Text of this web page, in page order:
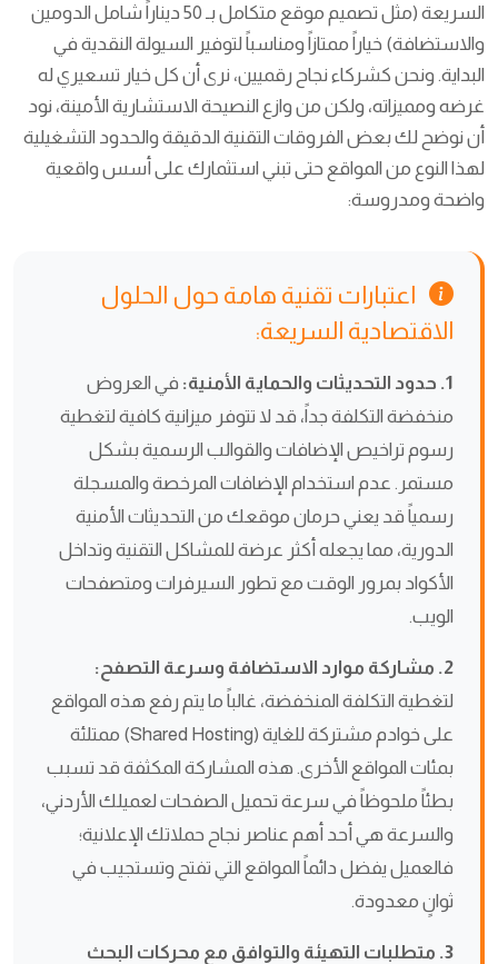
السريعة (مثل تصميم موقع متكامل بـ 50 ديناراً شامل الدومين
والاستضافة) خياراً ممتازاً ومناسباً لتوفير السيولة النقدية في
البداية. ونحن كشركاء نجاح رقميين، نرى أن كل خيار تسعيري له
غرضه ومميزاته، ولكن من وازع النصيحة الاستشارية الأمينة، نود
أن نوضح لك بعض الفروقات التقنية الدقيقة والحدود التشغيلية
لهذا النوع من المواقع حتى تبني استثمارك على أسس واقعية
واضحة ومدروسة:
اعتبارات تقنية هامة حول الحلول
الاقتصادية السريعة:
1. حدود التحديثات والحماية الأمنية:
في العروض
منخفضة التكلفة جداً، قد لا تتوفر ميزانية كافية لتغطية
رسوم تراخيص الإضافات والقوالب الرسمية بشكل
مستمر. عدم استخدام الإضافات المرخصة والمسجلة
رسمياً قد يعني حرمان موقعك من التحديثات الأمنية
الدورية، مما يجعله أكثر عرضة للمشاكل التقنية وتداخل
الأكواد بمرور الوقت مع تطور السيرفرات ومتصفحات
الويب.
2. مشاركة موارد الاستضافة وسرعة التصفح:
لتغطية التكلفة المنخفضة، غالباً ما يتم رفع هذه المواقع
على خوادم مشتركة للغاية (Shared Hosting) ممتلئة
بمئات المواقع الأخرى. هذه المشاركة المكثفة قد تسبب
بطئاً ملحوظاً في سرعة تحميل الصفحات لعميلك الأردني،
والسرعة هي أحد أهم عناصر نجاح حملاتك الإعلانية؛
فالعميل يفضل دائماً المواقع التي تفتح وتستجيب في
ثوانٍ معدودة.
3. متطلبات التهيئة والتوافق مع محركات البحث